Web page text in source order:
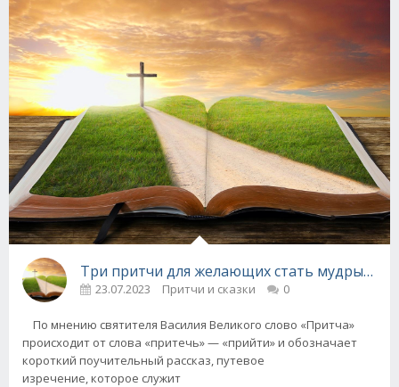
Три притчи для желающих стать мудрыми
23.07.2023 Притчи и сказки 0
По мнению святителя Василия Великого слово «Притча»
происходит от слова «притечь» — «прийти» и обозначает
короткий поучительный рассказ, путевое
изречение, которое служит